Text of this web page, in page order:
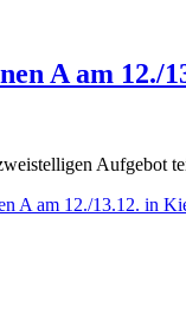
A am 12./
Aufgebot
A am 12./13.12. in